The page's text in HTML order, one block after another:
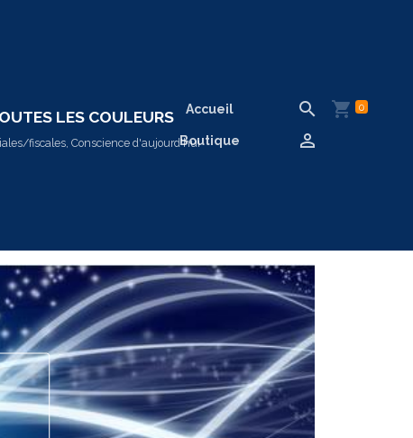
LES COULEURS
fiscales, Conscience d'aujourd'hui
Accueil
Boutique
0